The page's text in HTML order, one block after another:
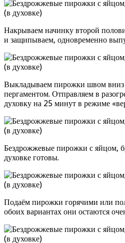
Накрываем начинку второй
и защипываем, одновременно
Выкладываем пирожки швом вниз
пергаментом. Отправляем в
духовку на 25 минут в режиме
Бездрожжевые пирожки с яйцом,
духовке готовы.
Подаём пирожки горячими или
обоих вариантах они остаются